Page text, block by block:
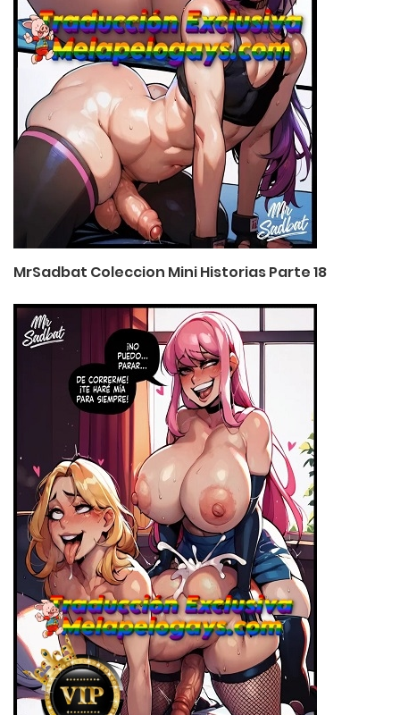
MrSadbat Coleccion Mini Historias Parte 18